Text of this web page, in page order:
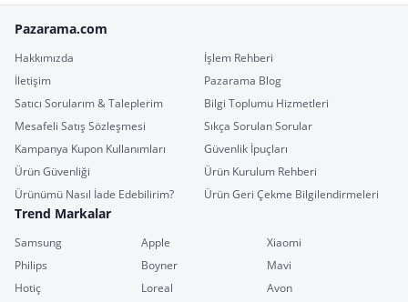
Pazarama.com
Hakkımızda
İşlem Rehberi
İletişim
Pazarama Blog
Satıcı Sorularım & Taleplerim
Bilgi Toplumu Hizmetleri
Mesafeli Satış Sözleşmesi
Sıkça Sorulan Sorular
Kampanya Kupon Kullanımları
Güvenlik İpuçları
Ürün Güvenliği
Ürün Kurulum Rehberi
Ürünümü Nasıl İade Edebilirim?
Ürün Geri Çekme Bilgilendirmeleri
Trend Markalar
Samsung Apple
Xiaomi
Philips
Boyner
Mavi
Hotiç
Loreal
Avon